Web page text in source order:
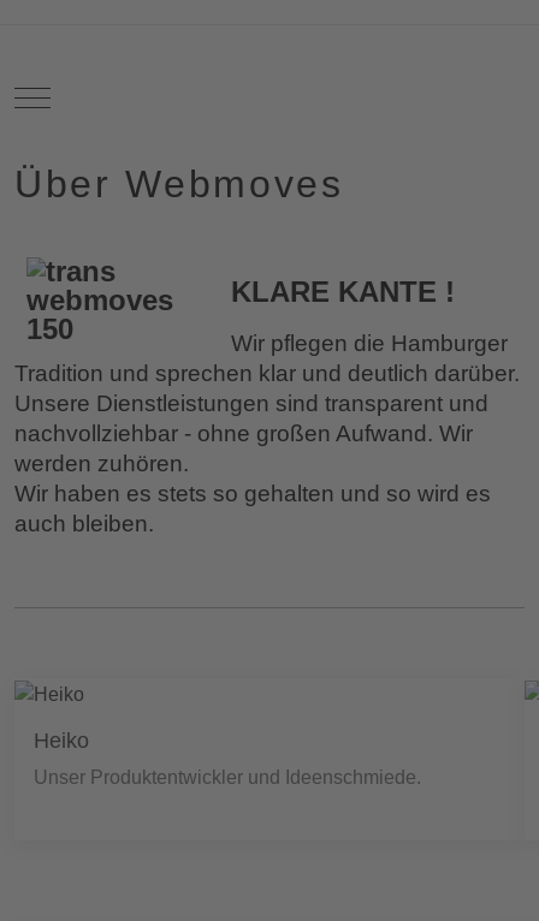
Mobile Menu Toggle
Über Webmoves
KLARE KANTE !
Wir pflegen die Hamburger
Tradition und sprechen klar und deutlich darüber.
Unsere Dienstleistungen sind transparent und
nachvollziehbar - ohne großen Aufwand. Wir
werden zuhören.
Wir haben es stets so gehalten und so wird es
auch bleiben.
Heiko
Unser Produktentwickler und Ideenschmiede.